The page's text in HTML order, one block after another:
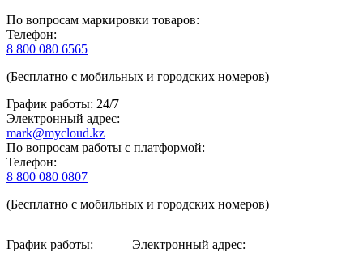
По вопросам маркировки товаров:
Телефон:
8 800 080 6565
(Бесплатно с мобильных и городских номеров)
График работы: 24/7
Электронный адрес:
mark@mycloud.kz
По вопросам работы с платформой:
Телефон:
8 800 080 0807
(Бесплатно с мобильных и городских номеров)
График работы:
Электронный адрес: